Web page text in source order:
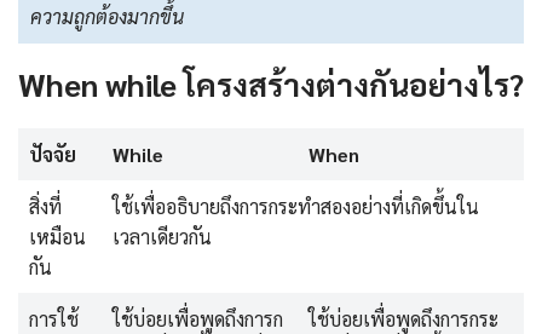
ความถูกต้องมากขึ้น
When while โครงสร้างต่างกันอย่างไร?
ปัจจัย While When
สิ่งที่
เหมือน
กัน
ใช้เพื่ออธิบายถึงการกระทำสองอย่างที่เกิดขึ้นใน
เวลาเดียวกัน
การใช้
ใช้บ่อยเพื่อพูดถึงการก
ใช้บ่อยเพื่อพูดถึงการกระ